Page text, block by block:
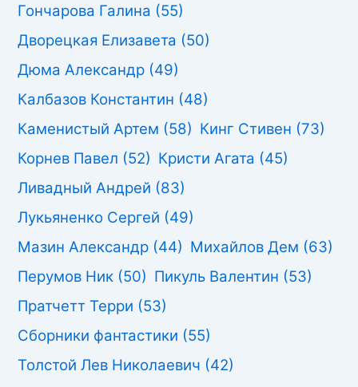
Гончарова Галина (55)
Дворецкая Елизавета (50)
Дюма Александр (49)
Калбазов Константин (48)
Каменистый Артем (58) Кинг Стивен (73)
Корнев Павел (52) Кристи Агата (45)
Ливадный Андрей (83)
Лукьяненко Сергей (49)
Мазин Александр (44) Михайлов Дем (63)
Перумов Ник (50) Пикуль Валентин (53)
Пратчетт Терри (53)
Сборники фантастики (55)
Толстой Лев Николаевич (42)